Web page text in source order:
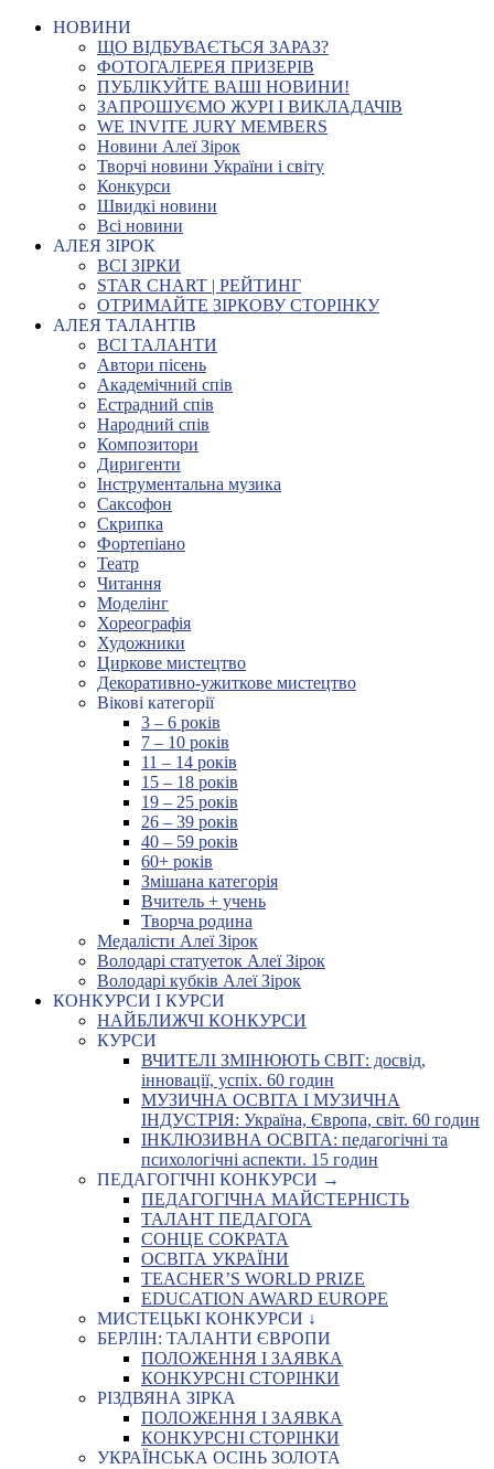
НОВИНИ
ЩО ВІДБУВАЄТЬСЯ ЗАРАЗ?
ФОТОГАЛЕРЕЯ ПРИЗЕРІВ
ПУБЛІКУЙТЕ ВАШІ НОВИНИ!
ЗАПРОШУЄМО ЖУРІ І ВИКЛАДАЧІВ
WE INVITE JURY MEMBERS
Новини Алеї Зірок
Творчі новини України і світу
Конкурси
Швидкі новини
Всі новини
АЛЕЯ ЗІРОК
ВСІ ЗІРКИ
STAR CHART | РЕЙТИНГ
ОТРИМАЙТЕ ЗІРКОВУ СТОРІНКУ
АЛЕЯ ТАЛАНТІВ
ВСІ ТАЛАНТИ
Автори пісень
Академічний спів
Естрадний спів
Народний спів
Композитори
Диригенти
Інструментальна музика
Саксофон
Скрипка
Фортепіано
Театр
Читання
Моделінг
Хореографія
Художники
Циркове мистецтво
Декоративно-ужиткове мистецтво
Вікові категорії
3 – 6 років
7 – 10 років
11 – 14 років
15 – 18 років
19 – 25 років
26 – 39 років
40 – 59 років
60+ років
Змішана категорія
Вчитель + учень
Творча родина
Медалісти Алеї Зірок
Володарі статуеток Алеї Зірок
Володарі кубків Алеї Зірок
КОНКУРСИ І КУРСИ
НАЙБЛИЖЧІ КОНКУРСИ
КУРСИ
ВЧИТЕЛІ ЗМІНЮЮТЬ СВІТ: досвід,
інновації, успіх. 60 годин
МУЗИЧНА ОСВІТА І МУЗИЧНА
ІНДУСТРІЯ: Україна, Європа, світ. 60 годин
ІНКЛЮЗИВНА ОСВІТА: педагогічні та
психологічні аспекти. 15 годин
ПЕДАГОГІЧНІ КОНКУРСИ →
ПЕДАГОГІЧНА МАЙСТЕРНІСТЬ
ТАЛАНТ ПЕДАГОГА
СОНЦЕ СОКРАТА
ОСВІТА УКРАЇНИ
TEACHER’S WORLD PRIZE
EDUCATION AWARD EUROPE
МИСТЕЦЬКІ КОНКУРСИ ↓
БЕРЛІН: ТАЛАНТИ ЄВРОПИ
ПОЛОЖЕННЯ І ЗАЯВКА
КОНКУРСНІ СТОРІНКИ
РІЗДВЯНА ЗІРКА
ПОЛОЖЕННЯ І ЗАЯВКА
КОНКУРСНІ СТОРІНКИ
УКРАЇНСЬКА ОСІНЬ ЗОЛОТА